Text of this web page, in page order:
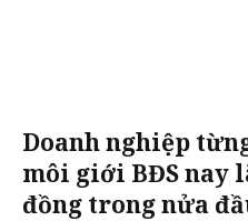
Doanh nghiệp
môi giới BĐS nay
đồng trong nửa